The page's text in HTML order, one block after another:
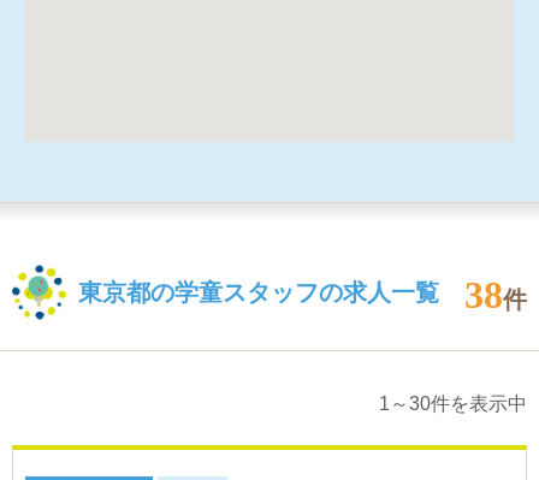
東京都の学童スタッフの求人一覧 38件
1～30件を表示中